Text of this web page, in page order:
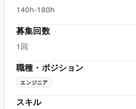
140h-180h
募集回数
1回
職種・ポジション
エンジニア
スキル